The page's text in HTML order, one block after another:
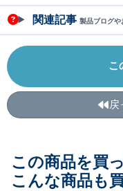
関連記事 製品ブログや
こ
戻
この商品を買
こんな商品も